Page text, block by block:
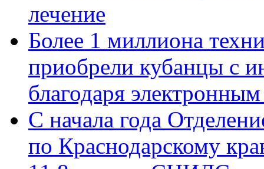
лечение
Более 1 миллиона
приобрели кубанцы с
благодаря
С начала года
по Краснодарскому